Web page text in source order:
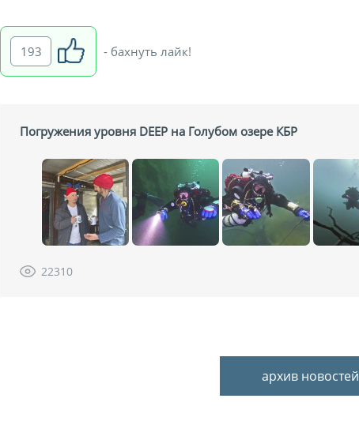
193 - бахнуть лайк!
Погружения уровня DEEP на Голубом озере КБР
22310
архив новостей